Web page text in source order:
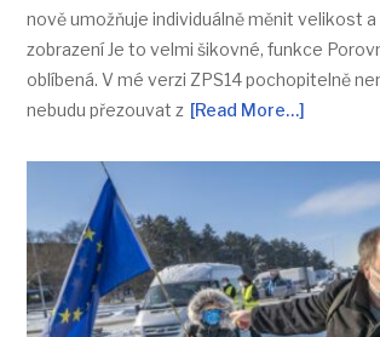
nově umožňuje individuálně měnit velikost a
zobrazení Je to velmi šikovné, funkce
oblíbená. V mé verzi ZPS14 pochopitelně
nebudu přezouvat z [Read More…]